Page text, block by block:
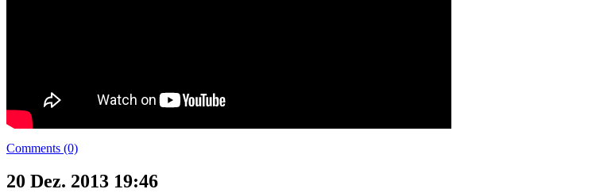
Comments (0)
20 Dez. 2013 19:46